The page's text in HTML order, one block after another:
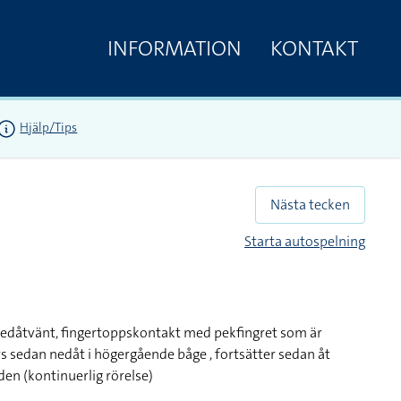
INFORMATION KONTAKT
Hjälp/Tips
Nästa tecken
Starta autospelning
fingertoppskontakt med pekfingret som är
nedåt i högergående båge , fortsätter sedan åt
(kontinuerlig rörelse)